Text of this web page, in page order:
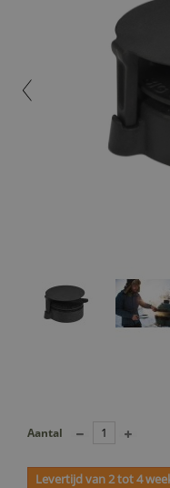
Aantal
Levertijd van 2 tot 4